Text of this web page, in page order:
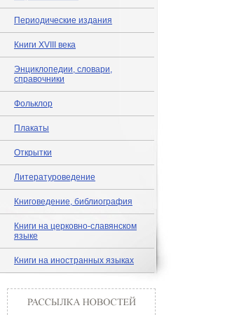
Периодические издания
Книги XVIII века
Энциклопедии, словари,
справочники
Фольклор
Плакаты
Открытки
Литературоведение
Книговедение, библиография
Книги на церковно-славянском
языке
Книги на иностранных языках